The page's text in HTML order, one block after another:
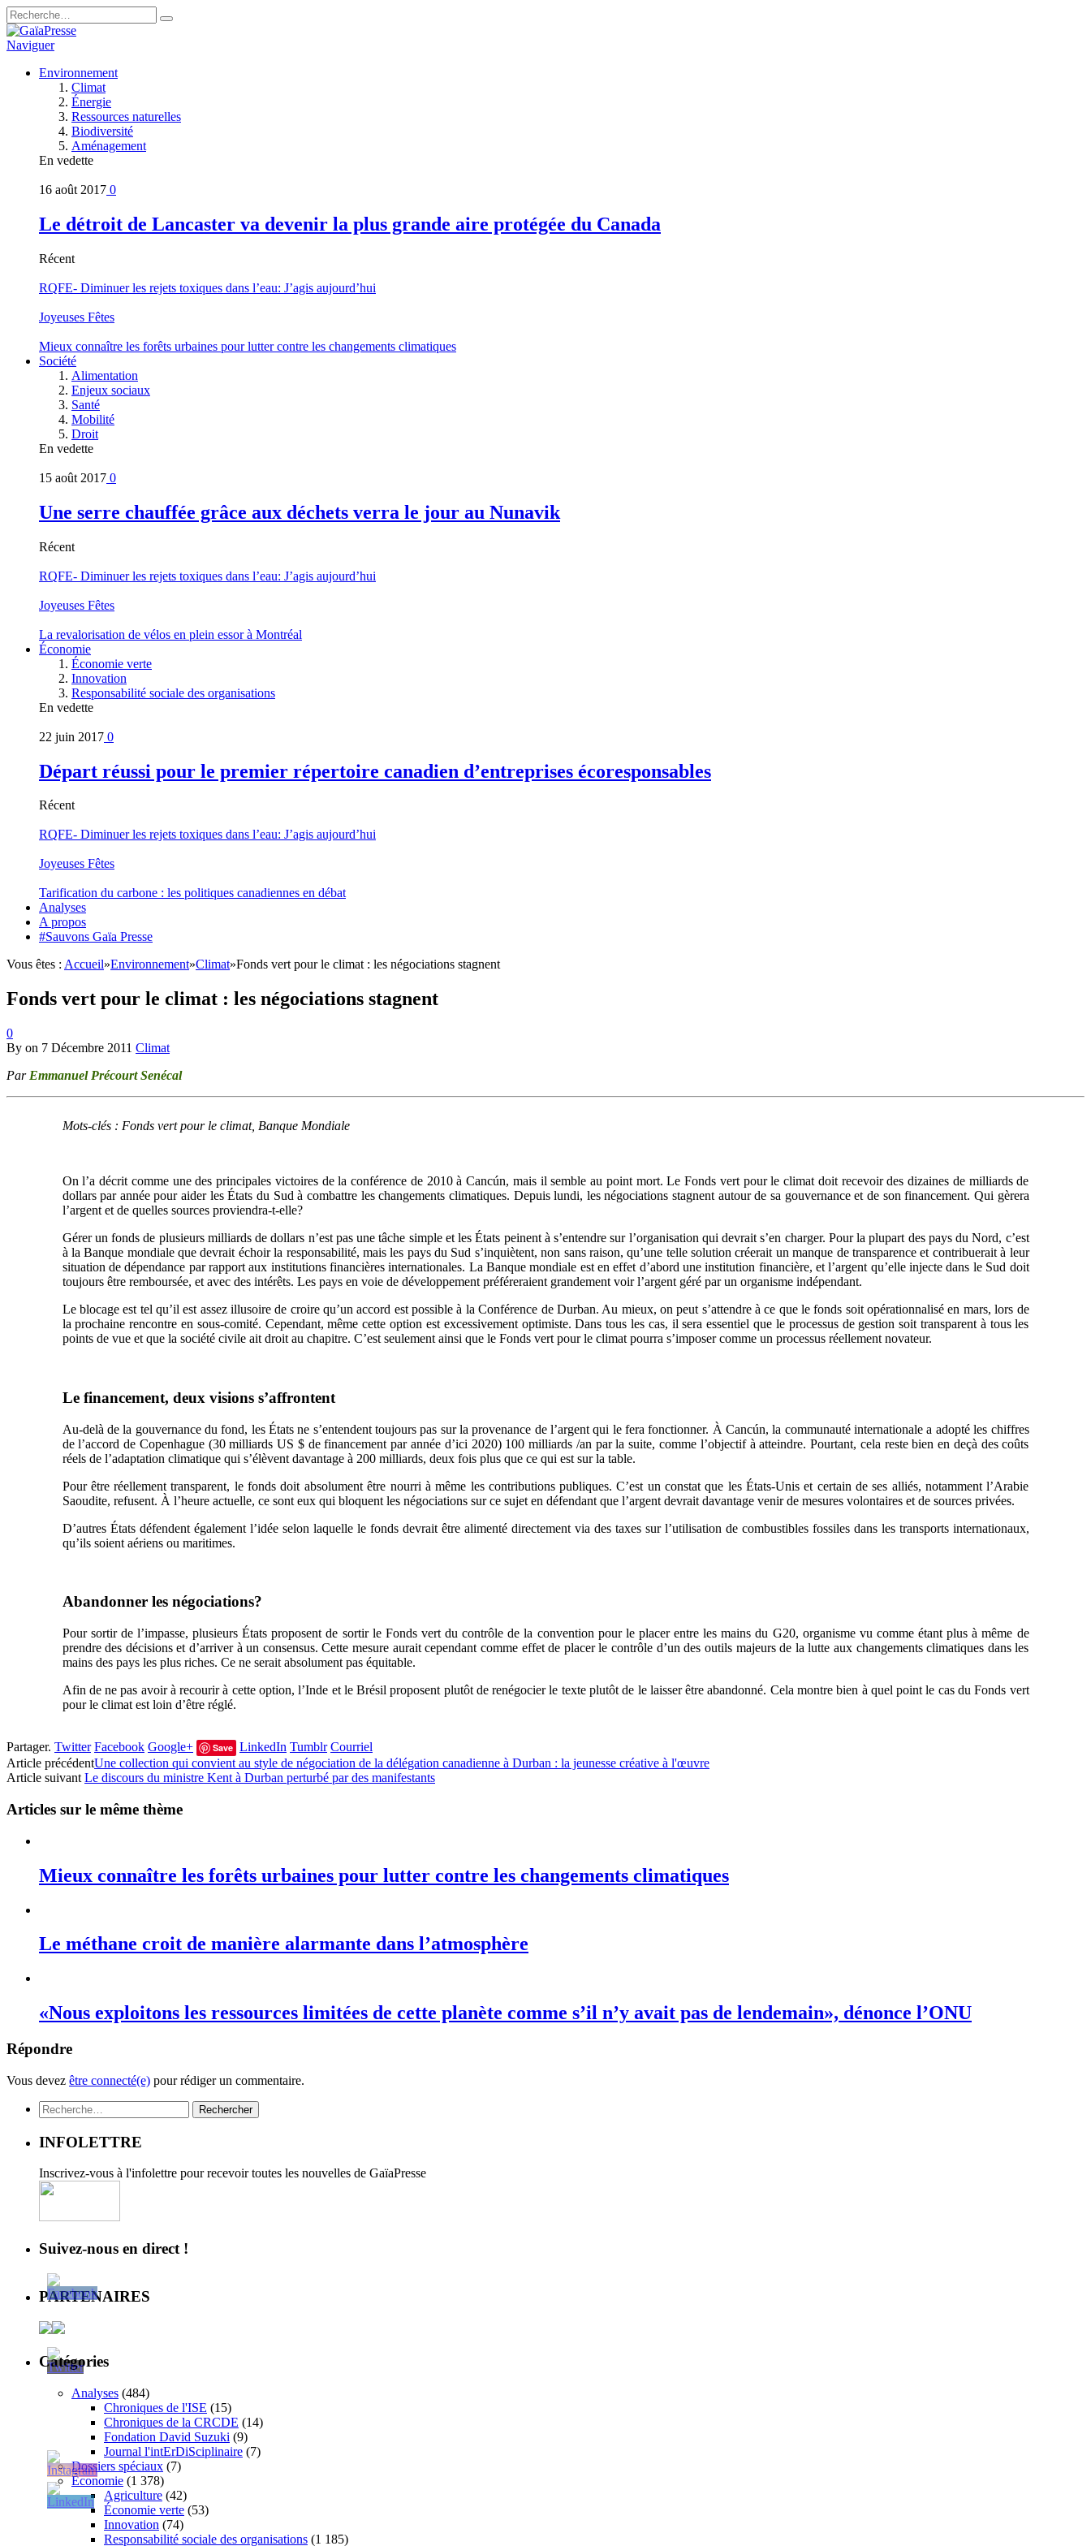
Naviguer
Environnement
Climat
Énergie
Ressources naturelles
Biodiversité
Aménagement
En vedette
16 août 2017 0
Le détroit de Lancaster va devenir la plus grande aire protégée du Canada
Récent
RQFE- Diminuer les rejets toxiques dans l’eau: J’agis aujourd’hui
Joyeuses Fêtes
Mieux connaître les forêts urbaines pour lutter contre les changements climatiques
Société
Alimentation
Enjeux sociaux
Santé
Mobilité
Droit
En vedette
15 août 2017 0
Une serre chauffée grâce aux déchets verra le jour au Nunavik
Récent
RQFE- Diminuer les rejets toxiques dans l’eau: J’agis aujourd’hui
Joyeuses Fêtes
La revalorisation de vélos en plein essor à Montréal
Économie
Économie verte
Innovation
Responsabilité sociale des organisations
En vedette
22 juin 2017 0
Départ réussi pour le premier répertoire canadien d’entreprises écoresponsables
Récent
RQFE- Diminuer les rejets toxiques dans l’eau: J’agis aujourd’hui
Joyeuses Fêtes
Tarification du carbone : les politiques canadiennes en débat
Analyses
A propos
#Sauvons Gaïa Presse
Vous êtes : Accueil»Environnement»Climat»Fonds vert pour le climat : les négociations stagnent
Fonds vert pour le climat : les négociations stagnent
0
By on 7 Décembre 2011 Climat
Par Emmanuel Précourt Senécal
Mots-clés : Fonds vert pour le climat, Banque Mondiale
On l’a décrit comme une des principales victoires de la conférence de 2010 à Cancún, mais il semble au point mort. Le Fonds vert pour le climat doit recevoir des dizaines de milliards de
dollars par année pour aider les États du Sud à combattre les changements climatiques. Depuis lundi, les négociations stagnent autour de sa gouvernance et de son financement. Qui gèrera
l’argent et de quelles sources proviendra-t-elle?
Gérer un fonds de plusieurs milliards de dollars n’est pas une tâche simple et les États peinent à s’entendre sur l’organisation qui devrait s’en charger. Pour la plupart des pays du Nord, c’est
à la Banque mondiale que devrait échoir la responsabilité, mais les pays du Sud s’inquiètent, non sans raison, qu’une telle solution créerait un manque de transparence et contribuerait à leur
situation de dépendance par rapport aux institutions financières internationales. La Banque mondiale est en effet d’abord une institution financière, et l’argent qu’elle injecte dans le Sud doit
toujours être remboursée, et avec des intérêts. Les pays en voie de développement préféreraient grandement voir l’argent géré par un organisme indépendant.
Le blocage est tel qu’il est assez illusoire de croire qu’un accord est possible à la Conférence de Durban. Au mieux, on peut s’attendre à ce que le fonds soit opérationnalisé en mars, lors de
la prochaine rencontre en sous-comité. Cependant, même cette option est excessivement optimiste. Dans tous les cas, il sera essentiel que le processus de gestion soit transparent à tous les
points de vue et que la société civile ait droit au chapitre. C’est seulement ainsi que le Fonds vert pour le climat pourra s’imposer comme un processus réellement novateur.
Le financement, deux visions s’affrontent
Au-delà de la gouvernance du fond, les États ne s’entendent toujours pas sur la provenance de l’argent qui le fera fonctionner. À Cancún, la communauté internationale a adopté les chiffres
de l’accord de Copenhague (30 milliards US $ de financement par année d’ici 2020) 100 milliards /an par la suite, comme l’objectif à atteindre. Pourtant, cela reste bien en deçà des coûts
réels de l’adaptation climatique qui s’élèvent davantage à 200 milliards, deux fois plus que ce qui est sur la table.
Pour être réellement transparent, le fonds doit absolument être nourri à même les contributions publiques. C’est un constat que les États-Unis et certain de ses alliés, notamment l’Arabie
Saoudite, refusent. À l’heure actuelle, ce sont eux qui bloquent les négociations sur ce sujet en défendant que l’argent devrait davantage venir de mesures volontaires et de sources privées.
D’autres États défendent également l’idée selon laquelle le fonds devrait être alimenté directement via des taxes sur l’utilisation de combustibles fossiles dans les transports internationaux,
qu’ils soient aériens ou maritimes.
Abandonner les négociations?
Pour sortir de l’impasse, plusieurs États proposent de sortir le Fonds vert du contrôle de la convention pour le placer entre les mains du G20, organisme vu comme étant plus à même de
prendre des décisions et d’arriver à un consensus. Cette mesure aurait cependant comme effet de placer le contrôle d’un des outils majeurs de la lutte aux changements climatiques dans les
mains des pays les plus riches. Ce ne serait absolument pas équitable.
Afin de ne pas avoir à recourir à cette option, l’Inde et le Brésil proposent plutôt de renégocier le texte plutôt de le laisser être abandonné. Cela montre bien à quel point le cas du Fonds vert
pour le climat est loin d’être réglé.
Partager. Twitter Facebook Google+ Save LinkedIn Tumblr Courriel
Article précédentUne collection qui convient au style de négociation de la délégation canadienne à Durban : la jeunesse créative à l'œuvre
Article suivant Le discours du ministre Kent à Durban perturbé par des manifestants
Articles sur le même thème
Mieux connaître les forêts urbaines pour lutter contre les changements climatiques
Le méthane croit de manière alarmante dans l’atmosphère
«Nous exploitons les ressources limitées de cette planète comme s’il n’y avait pas de lendemain», dénonce l’ONU
Répondre
Vous devez être connecté(e) pour rédiger un commentaire.
Rechercher :
INFOLETTRE
Inscrivez-vous à l'infolettre pour recevoir toutes les nouvelles de GaïaPresse
Suivez-nous en direct !
PARTENAIRES
Catégories
Analyses (484)
Chroniques de l'ISE (15)
Chroniques de la CRCDE (14)
Fondation David Suzuki (9)
Journal l'intErDiSciplinaire (7)
Dossiers spéciaux (7)
Économie (1 378)
Agriculture (42)
Économie verte (53)
Innovation (74)
Responsabilité sociale des organisations (1 185)